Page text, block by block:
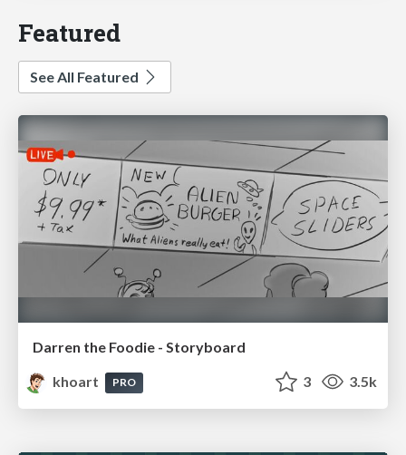
Featured
See All Featured
Darren the Foodie - Storyboard
khoart
PRO 3 3.5k